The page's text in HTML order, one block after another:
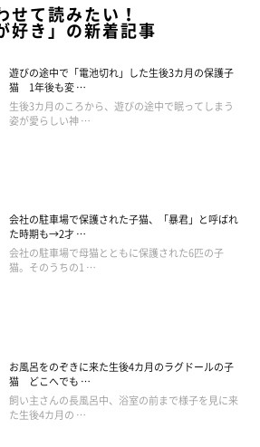
せて読みたい！
好き」の新着記事
遊びの途中で「電池切れ」した生後3カ月の保護子
猫 1年後も変 …
生後3カ月のころから、遊びの途中で眠ってしまう
姿が愛らしい神 …
会社の駐車場で保護された子猫、「暴君」と呼ばれ
た時期も→2才 …
会社の駐車場で母猫とともに保護された6匹の子
猫。そのうちの1 …
お風呂をのぞきに来た生後4カ月のラグドールの子
猫 どこへでも …
飼い主さんの長風呂中、浴室の前まで様子を見に来
た生後4カ月の …